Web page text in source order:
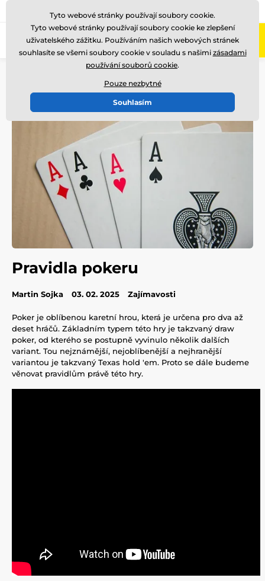
Zavolejte nám (Po-Pá 8-17)
Pravidla pokeru
Martin Sojka 03. 02. 2025 Zajímavosti
Poker je oblíbenou karetní hrou, která je určena pro dva až
deset hráčů. Základním typem této hry je takzvaný draw
poker, od kterého se postupně vyvinulo několik dalších
variant. Tou nejznámější, nejoblíbenější a nejhranější
variantou je takzvaný Texas hold 'em. Proto se dále budeme
věnovat pravidlům právě této hry.
Tyto webové stránky používají soubory cookie.
Tyto webové stránky používají soubory cookie ke zlepšení
uživatelského zážitku. Používáním našich webových stránek
souhlasíte se všemi soubory cookie v souladu s našimi zásadami
používání souborů cookie.
Pouze nezbytné
Souhlasím